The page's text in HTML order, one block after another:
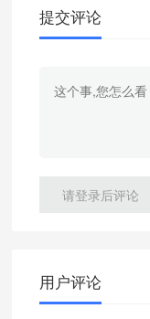
提交评论
请登录后评论
用户评论